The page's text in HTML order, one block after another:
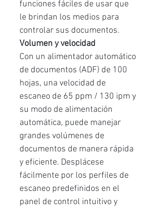
funciones fáciles de usar que
le brindan los medios para
controlar sus documentos.
Volumen y velocidad
Con un alimentador automático
de documentos (ADF) de 100
hojas, una velocidad de
escaneo de 65 ppm / 130 ipm y
su modo de alimentación
automática, puede manejar
grandes volúmenes de
documentos de manera rápida
y eficiente. Desplácese
fácilmente por los perfiles de
escaneo predefinidos en el
panel de control intuitivo y